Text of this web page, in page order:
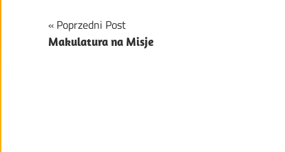
Nawigacja
wpisu
Poprzedni Post
Makulatura na Misje